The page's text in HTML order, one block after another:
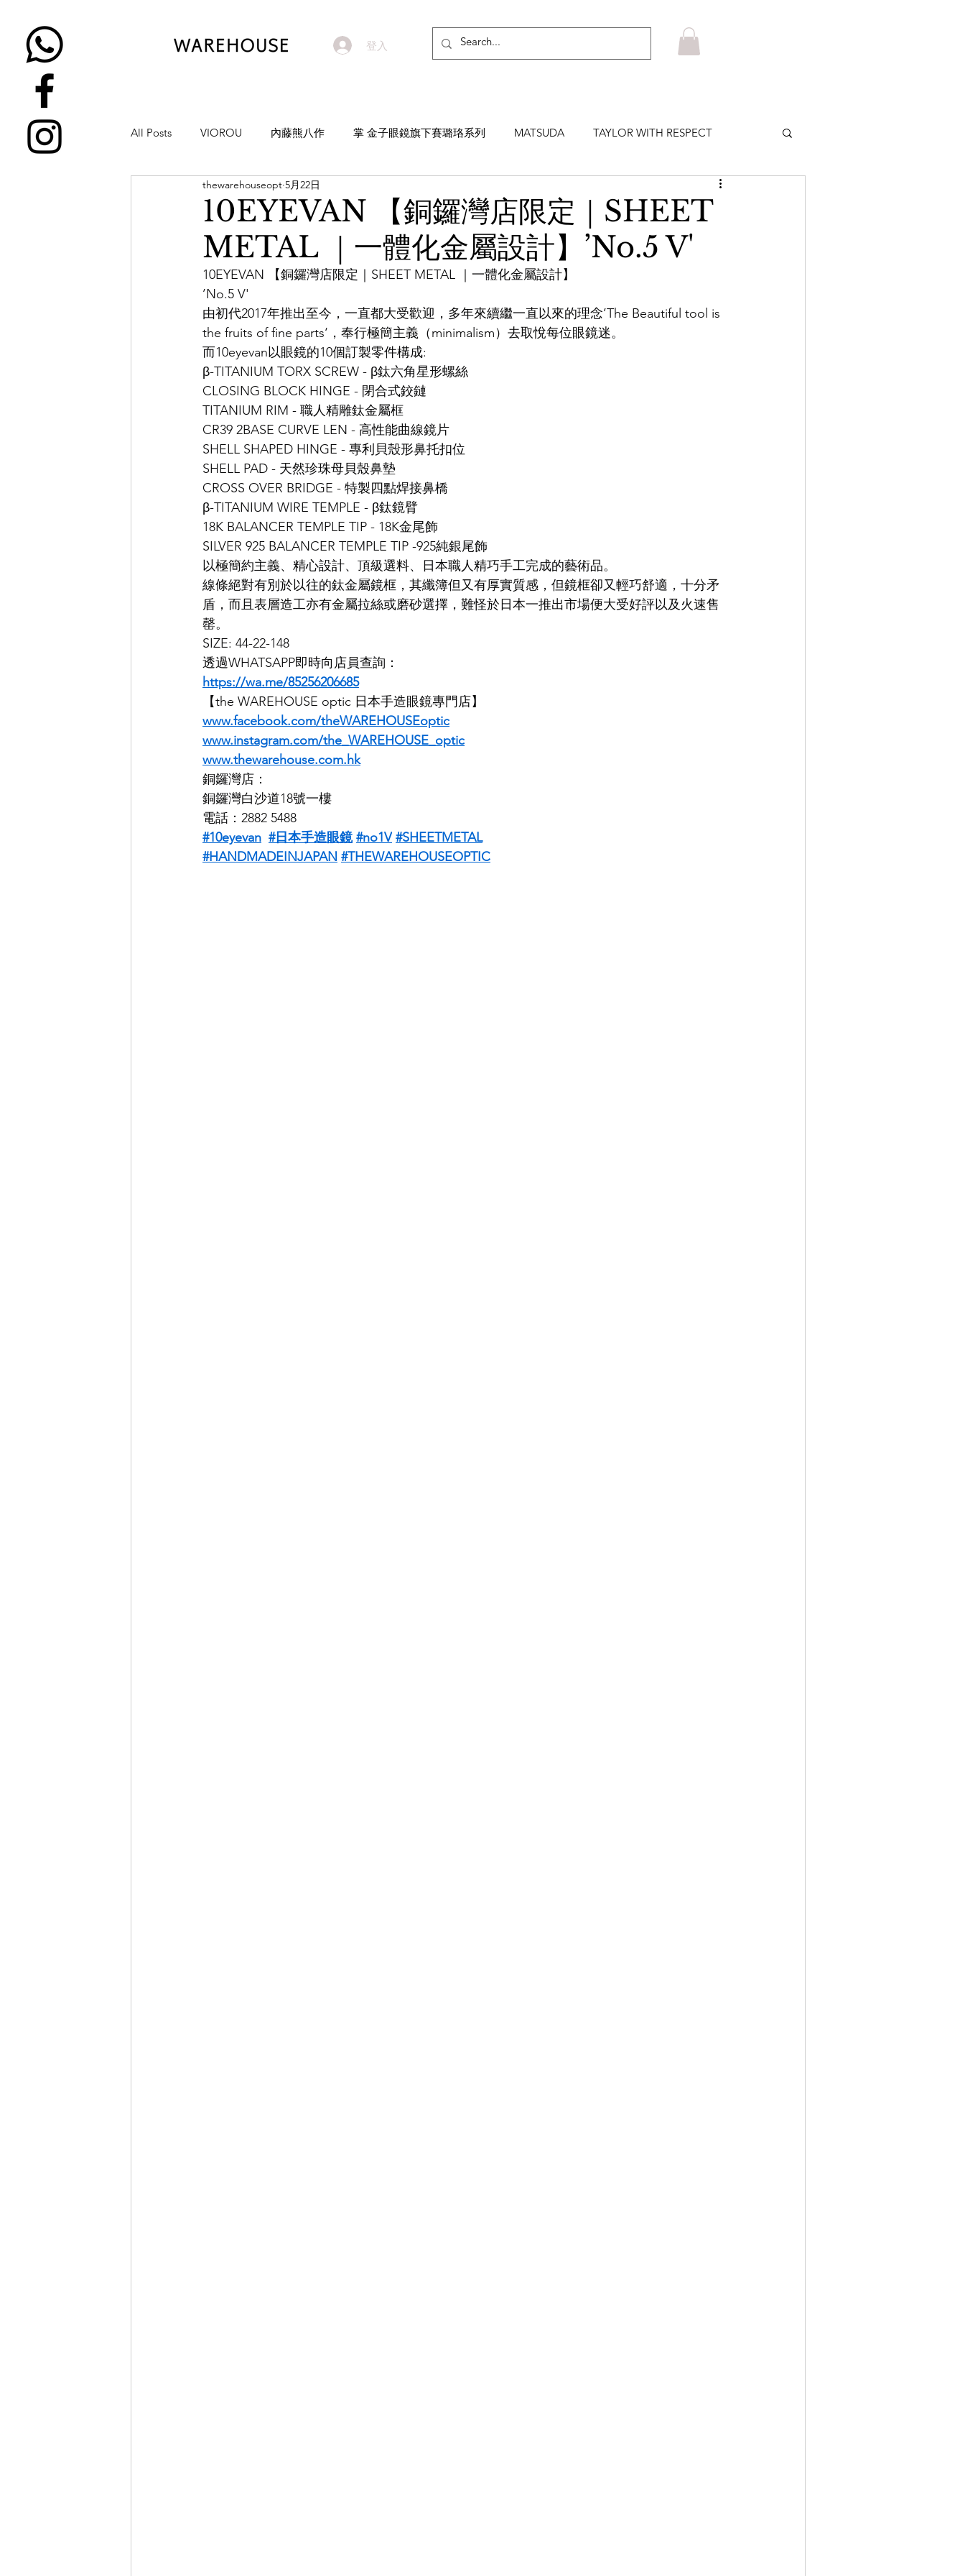
登入
All Posts VIOROU 內藤熊八作 掌 金子眼鏡旗下賽璐珞系列 MATSUDA TAYLOR WITH RESPECT
NATIVE SONS
YUICHI TOYAMA KAMEMANNEN MYKITA MOSCOT ZEISS MASAHIRO MARUYAMA
H-FUSION JULIUS TART OPTICAL AKIRA AND SONS DITA 10EYEVAN THOM BROWNE
OG X OLIVER GOLDSMITH LUNOR 杉本圭
10EYEVAN 【銅鑼灣店限定｜SHEET
METAL ｜一體化金屬設計】’No.5 V'
thewarehouseopt 5月22日
10EYEVAN 【銅鑼灣店限定｜SHEET METAL ｜一體化金屬設計】
’No.5 V'
由初代2017年推出至今，一直都大受歡迎，多年來續繼一直以來的理念’The Beautiful tool is
the fruits of fine parts‘，奉行極簡主義（minimalism）去取悅每位眼鏡迷。
而10eyevan以眼鏡的10個訂製零件構成:
β-TITANIUM TORX SCREW - β鈦六角星形螺絲
CLOSING BLOCK HINGE - 閉合式鉸鏈
TITANIUM RIM - 職人精雕鈦金屬框
CR39 2BASE CURVE LEN - 高性能曲線鏡片
SHELL SHAPED HINGE - 專利貝殼形鼻托扣位
SHELL PAD - 天然珍珠母貝殼鼻墊
CROSS OVER BRIDGE - 特製四點焊接鼻橋
β-TITANIUM WIRE TEMPLE - β鈦鏡臂
18K BALANCER TEMPLE TIP - 18K金尾飾
SILVER 925 BALANCER TEMPLE TIP -925純銀尾飾
以極簡約主義、精心設計、頂級選料、日本職人精巧手工完成的藝術品。
線條絕對有別於以往的鈦金屬鏡框，其纖簿但又有厚實質感，但鏡框卻又輕巧舒適，十分矛
盾，而且表層造工亦有金屬拉絲或磨砂選擇，難怪於日本一推出市場便大受好評以及火速售
罄。
SIZE: 44-22-148
透過WHATSAPP即時向店員查詢：
https://wa.me/85256206685
【the WAREHOUSE optic 日本手造眼鏡專門店】
www.facebook.com/theWAREHOUSEoptic
www.instagram.com/the_WAREHOUSE_optic
www.thewarehouse.com.hk
銅鑼灣店：
銅鑼灣白沙道18號一樓
電話：2882 5488
#10eyevan #日本手造眼鏡 #no1V #SHEETMETAL
#HANDMADEINJAPAN #THEWAREHOUSEOPTIC